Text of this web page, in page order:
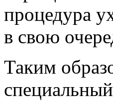
процедура
в свою
Таким
специальный